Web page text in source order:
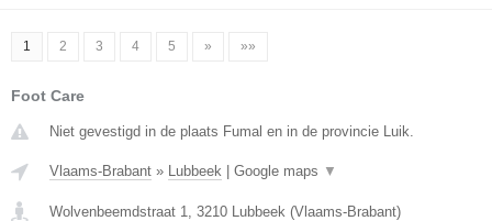
1 2 3 4 5 » »»
Foot Care
Niet gevestigd in de plaats Fumal en in de provincie Luik.
Vlaams-Brabant » Lubbeek Google maps ▼
Wolvenbeemdstraat 1, 3210 Lubbeek (Vlaams-Brabant)